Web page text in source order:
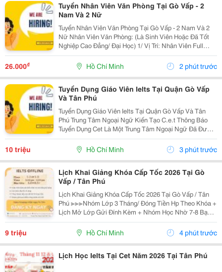
Tuyển Nhân Viên Văn Phòng Tại Gò Vấp - 2
Nam Và 2 Nữ
Tuyển Nhân Viên Văn Phòng Tại Gò Vấp - 2 Nam Và 2
Nữ Nhân Viên Văn Phòng: (Là Sinh Viên Hoặc Đã Tốt
Nghiệp Cao Đẳng/ Đại Học) 1/ Vị Trí: Nhân Viên Full
Time (2 Nam 2 Nữ) Ca Làm: 13:00 Đến 21:00 (1 Tháng
Được Nghỉ Phép 1 Ngày, Và Hưởng Các Ngày...
26.000₫ Hồ Chí Minh 2 phút trước
Tuyển Dụng Giáo Viên Ielts Tại Quận Gò Vấp
Và Tân Phú
Tuyển Dụng Giáo Viên Ielts Tại Quận Gò Vấp Và Tân
Phú Trung Tâm Ngoại Ngữ Kiến Tạo C.e.t Thông Báo
Tuyển Dụng Cet Là Một Trung Tâm Ngoại Ngữ Đã Được
Thành Lập 16 Năm Chuyên Về Chương Trình Anh Văn
Học Thuật Ielts &Ndash; Toefl Ibt. Trung Tâm...
10 triệu Hồ Chí Minh 3 phút trước
Lịch Khai Giảng Khóa Cấp Tốc 2026 Tại Gò
Vấp / Tân Phú
Lịch Khai Giảng Khóa Cấp Tốc 2026 Tại Gò Vấp / Tân
Phú ≫≫≫Nhóm Lớp 3 Tháng/ Đóng Tiền Hp Theo Khóa +
Lịch Mở Lớp Gửi Đính Kèm + Nhóm Học Nhờ 7-8 Bạn/
Lớp + Giáo Trình Ielts Có Band Điểm Lộ Trình, Sách
Nước Ngoài Bám Sát + Chia Đều 4 Kỹ...
9 triệu Hồ Chí Minh 4 phút trước
Lịch Học Ielts Tại Cet Năm 2026 Tại Tân Phú